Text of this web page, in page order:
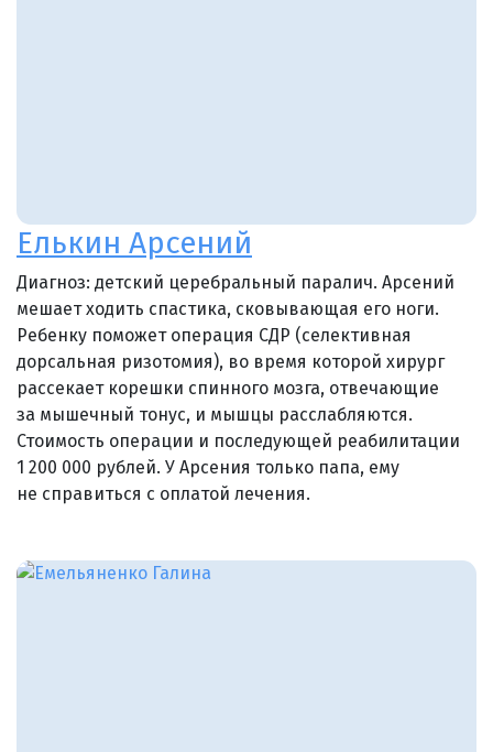
Елькин Арсений
Диагноз: детский церебральный паралич. Арсений
мешает ходить спастика, сковывающая его ноги.
Ребенку поможет операция СДР (селективная
дорсальная ризотомия), во время которой хирург
рассекает корешки спинного мозга, отвечающие
за мышечный тонус, и мышцы расслабляются.
Стоимость операции и последующей реабилитации
1 200 000 рублей. У Арсения только папа, ему
не справиться с оплатой лечения.